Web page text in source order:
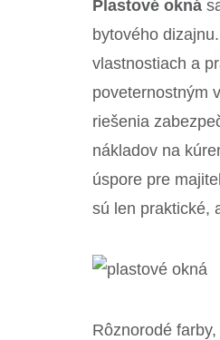
Plastové okná
bytového
vlastnostiach a
poveternostným
riešenia
nákladov na
úspore pre
sú len praktické,
Rôznorodé